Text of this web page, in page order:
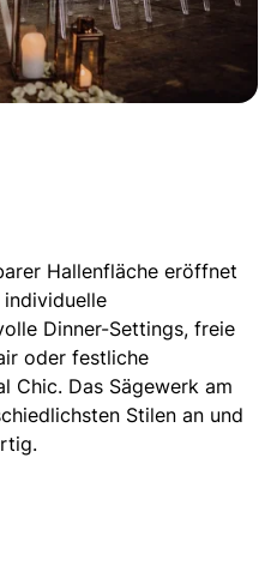
Hallenfläche eröffnet
individuelle
Dinner-Settings, freie
oder festliche
Chic. Das Sägewerk am
Stilen an und
.